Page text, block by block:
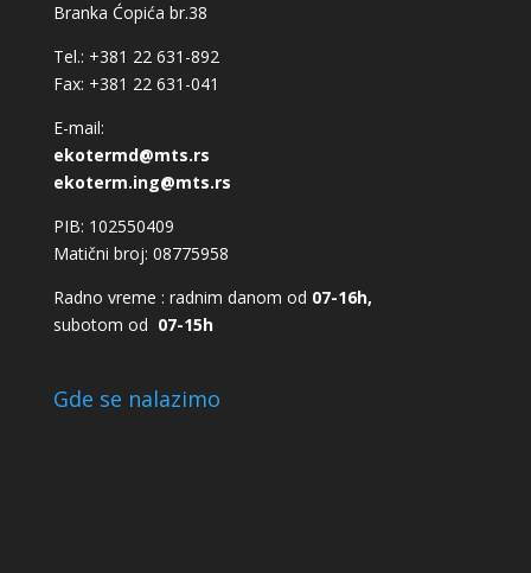
Branka Ćopića br.38
Tel.: +381 22 631-892
Fax: +381 22 631-041
E-mail:
ekotermd@mts.rs
ekoterm.ing@mts.rs
PIB: 102550409
Matični broj: 08775958
Radno vreme : radnim danom od 07-16h,
subotom od 07-15h
Gde se nalazimo